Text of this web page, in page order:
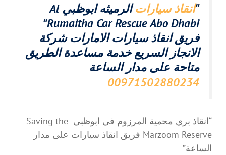
“انقاذ سيارات
الرميثه ابوظبي Al
Rumaitha Car Rescue Abo Dhabi”
فريق انقاذ سيارات الامارات شركة
الانجاز السريع خدمة مساعدة الطريق
متاحة على مدار الساعة
00971502880234
“انقاذ بري محمية المرزوم في ابوظبي Saving the
Marzoom Reserve فريق انقاذ سيارات على مدار
الساعة”